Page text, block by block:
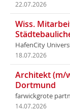
22.07.2026
Wiss.
HafenCity
18.07.2026
Architekt (m/
Dortmund
farwickgrote
14.07.2026